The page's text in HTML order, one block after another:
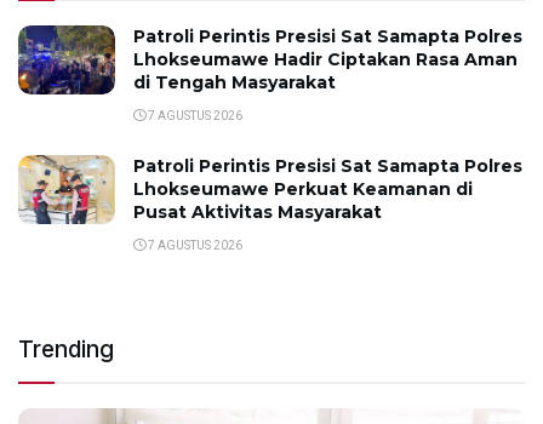
Patroli Perintis Presisi Sat Samapta Polres
Lhokseumawe Hadir Ciptakan Rasa Aman
di Tengah Masyarakat
7 AGUSTUS 2026
Patroli Perintis Presisi Sat Samapta Polres
Lhokseumawe Perkuat Keamanan di
Pusat Aktivitas Masyarakat
7 AGUSTUS 2026
Trending